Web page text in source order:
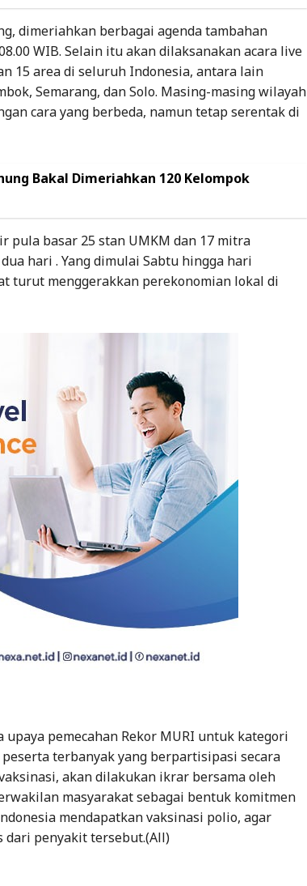
dimeriahkan berbagai agenda tambahan
WIB. Selain itu akan dilaksanakan acara live
15 area di seluruh Indonesia, antara lain
Semarang, dan Solo. Masing-masing wilayah
cara yang berbeda, namun tetap serentak di
Bakal Dimeriahkan 120 Kelompok
pula basar 25 stan UMKM dan 17 mitra
hari . Yang dimulai Sabtu hingga hari
turut menggerakkan perekonomian lokal di
pemecahan Rekor MURI untuk kategori
terbanyak yang berpartisipasi secara
akan dilakukan ikrar bersama oleh
masyarakat sebagai bentuk komitmen
mendapatkan vaksinasi polio, agar
dari penyakit tersebut.(All)